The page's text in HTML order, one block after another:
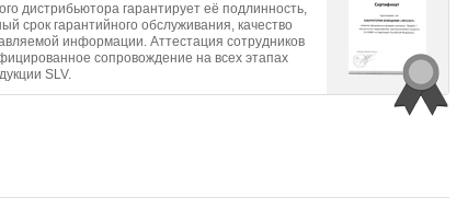
дистрибьютора гарантирует её подлинность,
срок гарантийного обслуживания, качество
информации. Аттестация сотрудников
сопровождение на всех этапах
SLV.